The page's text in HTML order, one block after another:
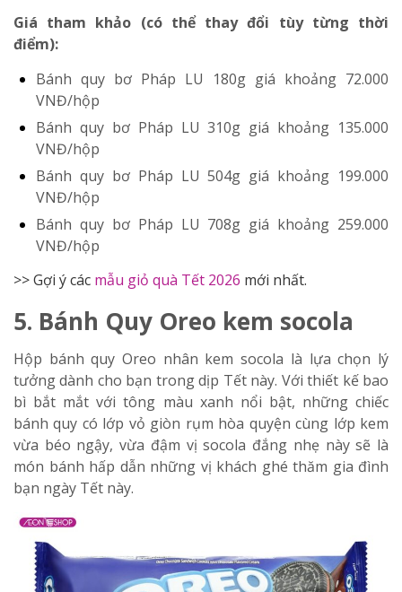
Giá tham khảo (có thể thay đổi tùy từng thời
điểm):
Bánh quy bơ Pháp LU 180g giá khoảng 72.000
VNĐ/hộp
Bánh quy bơ Pháp LU 310g giá khoảng 135.000
VNĐ/hộp
Bánh quy bơ Pháp LU 504g giá khoảng 199.000
VNĐ/hộp
Bánh quy bơ Pháp LU 708g giá khoảng 259.000
VNĐ/hộp
>> Gợi ý các mẫu giỏ quà Tết 2026 mới nhất.
5. Bánh Quy Oreo kem socola
Hộp bánh quy Oreo nhân kem socola là lựa chọn lý
tưởng dành cho bạn trong dịp Tết này. Với thiết kế bao
bì bắt mắt với tông màu xanh nổi bật, những chiếc
bánh quy có lớp vỏ giòn rụm hòa quyện cùng lớp kem
vừa béo ngậy, vừa đậm vị socola đắng nhẹ này sẽ là
món bánh hấp dẫn những vị khách ghé thăm gia đình
bạn ngày Tết này.